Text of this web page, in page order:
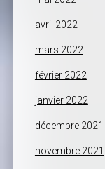
avril 2022
mars 2022
février 2022
janvier 2022
décembre 2021
novembre 2021